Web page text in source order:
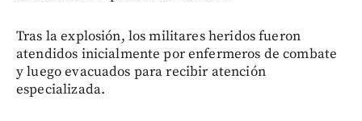
Tras la explosión, los militares heridos fueron
atendidos inicialmente por enfermeros de combate
y luego evacuados para recibir atención
especializada.